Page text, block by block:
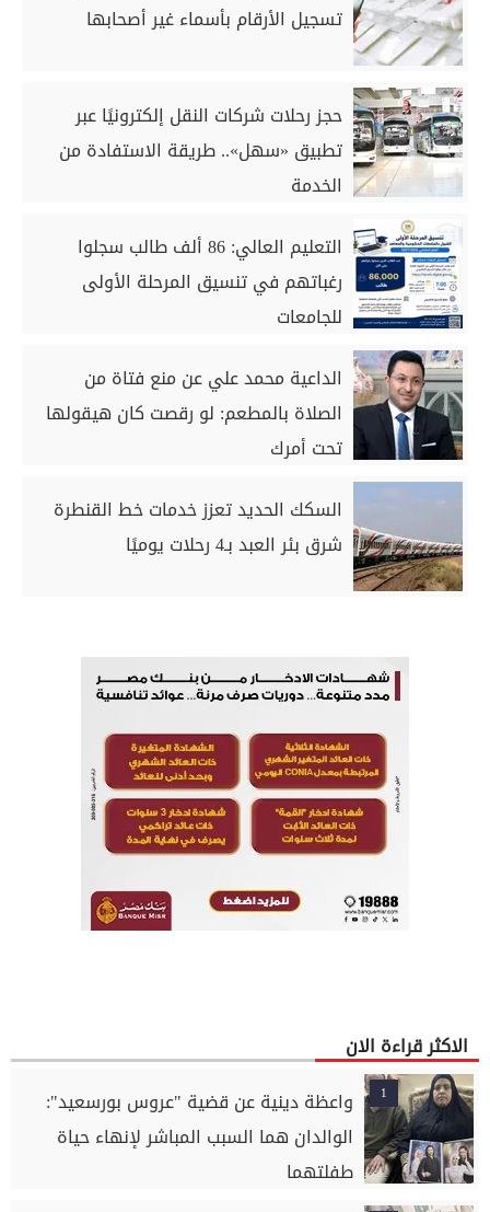
تسجيل الأرقام بأسماء غير أصحابها
حجز رحلات شركات النقل إلكترونيًا عبر
تطبيق «سهل».. طريقة الاستفادة من
الخدمة
التعليم العالي: 86 ألف طالب سجلوا
رغباتهم في تنسيق المرحلة الأولى
للجامعات
الداعية محمد علي عن منع فتاة من
الصلاة بالمطعم: لو رقصت كان هيقولها
تحت أمرك
السكك الحديد تعزز خدمات خط القنطرة
شرق بئر العبد بـ4 رحلات يوميًا
الاكثر قراءة الان
1
واعظة دينية عن قضية "عروس بورسعيد":
الوالدان هما السبب المباشر لإنهاء حياة
طفلتهما